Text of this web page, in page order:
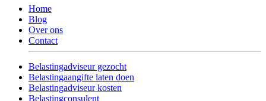
Home
Blog
Over ons
Contact
Belastingadviseur gezocht
Belastingaangifte laten doen
Belastingadviseur kosten
Belastingconsulent